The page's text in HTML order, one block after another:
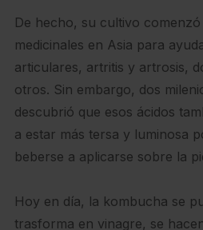
De hecho, su cultivo
medicinales en Asia para
articulares, artritis y artrosis,
otros. Sin embargo, dos
descubrió que esos ácidos
a estar más tersa y luminosa
beberse a aplicarse sobre la
Hoy en día, la kombucha se
trasforma en vinagre, se